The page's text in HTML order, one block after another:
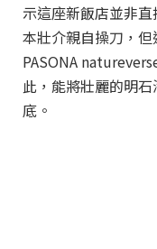
示這座新飯店並非
本壯介親自操刀，
PASONA
此，能將壯麗的明
底。